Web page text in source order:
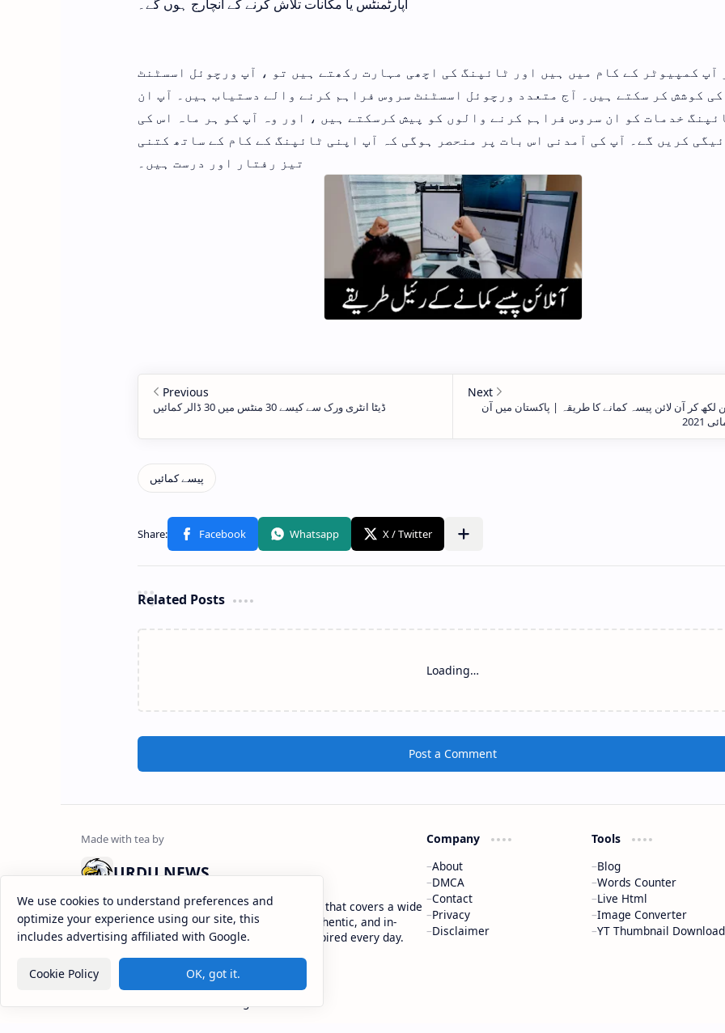
اپارٹمنٹس یا مکانات تلاش کرنے کے انچارج ہوں گے۔
آپ کمپیوٹر کے کام میں ہیں اور ٹائپنگ کی اچھی مہارت رکھتے ہیں تو ، آپ ورچوئل اسسٹنٹ
کی کوشش کر سکتے ہیں۔ آج متعدد ورچوئل اسسٹنٹ سروس فراہم کرنے والے دستیاب ہیں۔ آپ ان
خدمات کو ان سروس فراہم کرنے والوں کو پیش کرسکتے ہیں ، اور وہ آپ کو ہر ماہ اس کی
کریں گے۔ آپ کی آمدنی اس بات پر منحصر ہوگی کہ آپ اپنی ٹائپنگ کے کام کے ساتھ کتنی
تیز رفتار اور درست ہیں۔
Related Posts
Loading…
Post a Comment
URDU NEWS
Urdu News is a dynamic and trusted platform that covers a wide
range of social news. We deliver genuine, authentic, and in-
depth coverage to keep you informed and inspired every day.
Company
About
DMCA
Contact
Privacy
Disclaimer
Tools
Blog
Words Counter
Live Html
Image Converter
YT Thumbnail Download
2026‧URDU NEWS ‧ All rights reserved.
We use cookies to understand preferences and
optimize your experience using our site, this
includes advertising affiliated with Google.
Cookie Policy OK, got it.